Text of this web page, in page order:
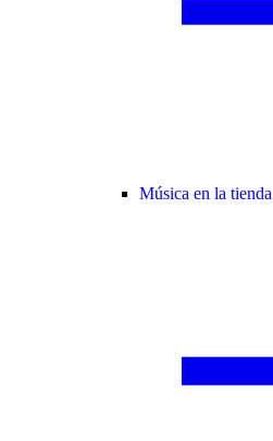
Música en la tienda